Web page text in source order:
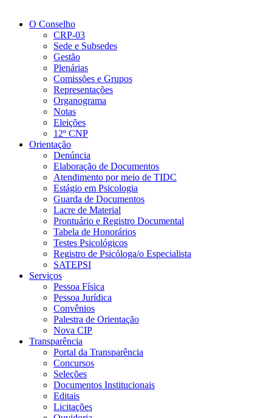
O Conselho
CRP-03
Sede e Subsedes
Gestão
Plenárias
Comissões e Grupos
Representações
Organograma
Notas
Eleições
12º CNP
Orientação
Denúncia
Elaboração de Documentos
Atendimento por meio de TIDC
Estágio em Psicologia
Guarda de Documentos
Lacre de Material
Prontuário e Registro Documental
Tabela de Honorários
Testes Psicológicos
Registro de Psicóloga/o Especialista
SATEPSI
Serviços
Pessoa Física
Pessoa Jurídica
Convênios
Palestra de Orientação
Nova CIP
Transparência
Portal da Transparência
Concursos
Seleções
Documentos Institucionais
Editais
Licitações